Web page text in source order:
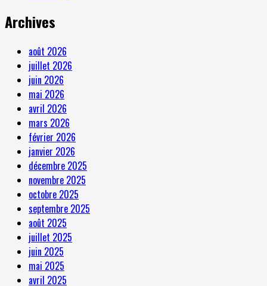
Archives
août 2026
juillet 2026
juin 2026
mai 2026
avril 2026
mars 2026
février 2026
janvier 2026
décembre 2025
novembre 2025
octobre 2025
septembre 2025
août 2025
juillet 2025
juin 2025
mai 2025
avril 2025